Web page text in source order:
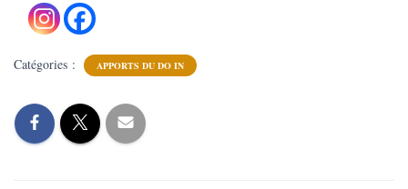
Catégories : APPORTS DU DO IN